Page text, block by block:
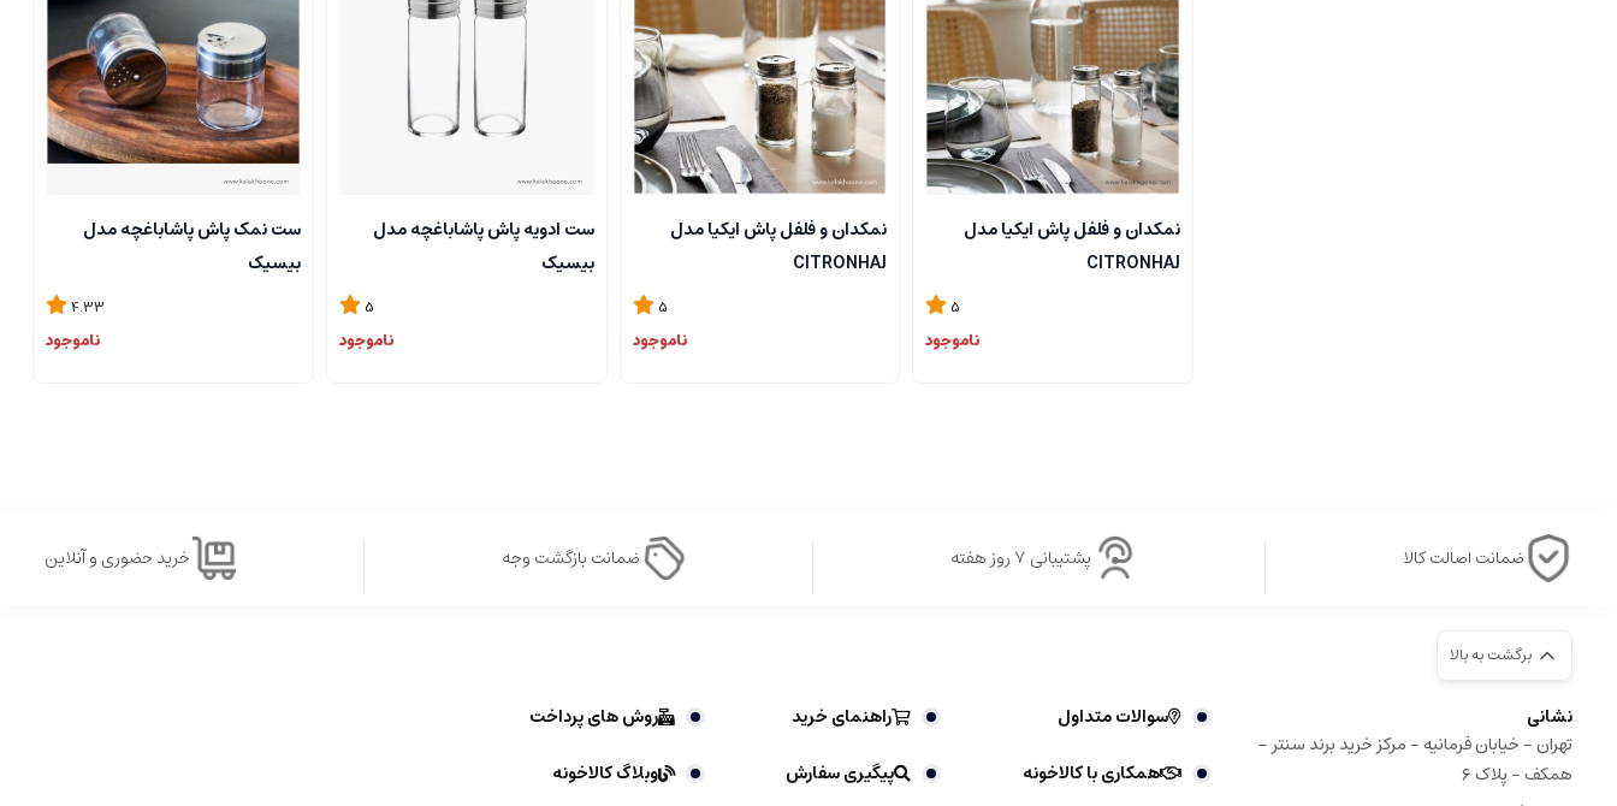
نمکدان و فلفل پاش ایکیا مدل
CITRONHAJ
5
ناموجود
نمکدان و فلفل پاش ایکیا مدل
CITRONHAJ
5
ناموجود
ست ادویه پاش پاشاباغچه مدل
بیسیک
5
ناموجود
ست نمک پاش پاشاباغچه مدل
بیسیک
4.33
ناموجود
ضمانت اصالت کالا پشتیبانی ۷ روز هفته ضمانت بازگشت وجه خرید حضوری و آنلاین
برگشت به بالا
نشانی
تهران - خیابان فرمانیه - مرکز خرید برند سنتر -
همکف - پلاک ۶
سوالات متداول راهنمای خرید
روش های پرداخت
همکاری با کالاخونه
پیگیری سفارش وبلاگ کالاخونه